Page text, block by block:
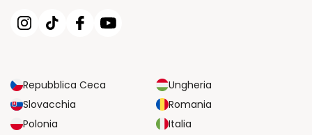
Repubblica Ceca
Ungheria
Slovacchia
Romania
Polonia
Italia